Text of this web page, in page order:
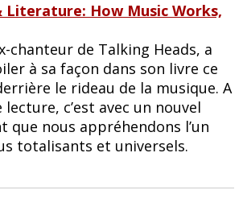
Literature: How Music Works,
chanteur de Talking Heads, a
à sa façon dans son livre ce
le rideau de la musique. A
lecture, c’est avec un nouvel
que nous appréhendons l’un
totalisants et universels.